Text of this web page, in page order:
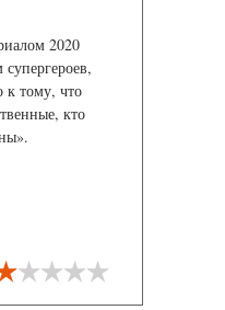
2020
к тому, что
кто